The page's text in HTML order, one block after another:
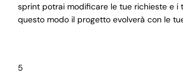
sprint potrai modificare le tue richieste e i
questo modo il progetto evolverà con le
5